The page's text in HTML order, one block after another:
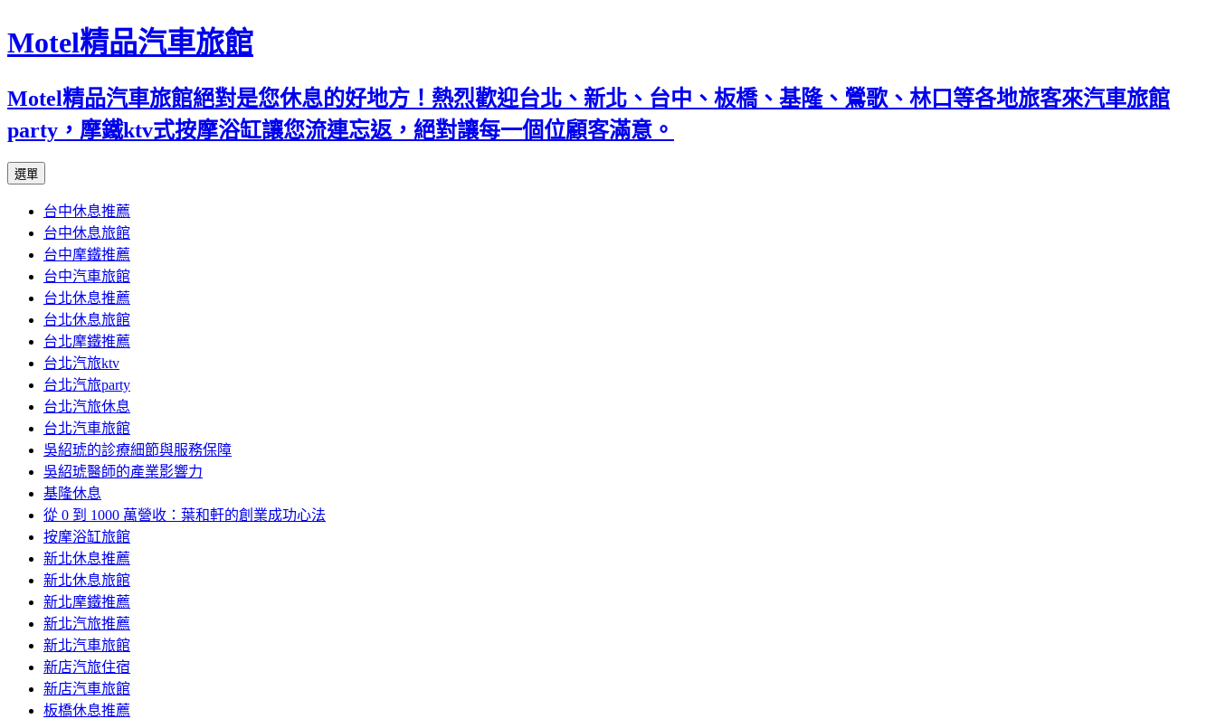
Motel精品汽車旅館
Motel精品汽車旅館絕對是您休息的好地方！熱烈歡迎台北、新北、台中、板橋、基隆、鶯歌、林口等各地旅客來汽車旅館
party，摩鐵ktv式按摩浴缸讓您流連忘返，絕對讓每一個位顧客滿意。
選單
內
容
台中休息推薦
台中休息旅館
台中摩鐵推薦
台中汽車旅館
台北休息推薦
台北休息旅館
台北摩鐵推薦
台北汽旅ktv
台北汽旅party
台北汽旅休息
台北汽車旅館
吳紹琥的診療細節與服務保障
吳紹琥醫師的產業影響力
基隆休息
從 0 到 1000 萬營收：葉和軒的創業成功心法
按摩浴缸旅館
新北休息推薦
新北休息旅館
新北摩鐵推薦
新北汽旅推薦
新北汽車旅館
新店汽旅住宿
新店汽車旅館
板橋休息推薦